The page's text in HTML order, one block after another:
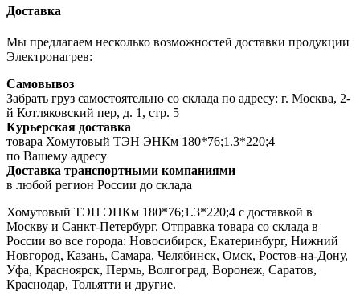
Доставка
Мы предлагаем несколько возможностей доставки продукции
Электронагрев:
Самовывоз
Забрать груз самостоятельно со склада по адресу: г. Москва, 2-
й Котляковский пер, д. 1, стр. 5
Курьерская доставка
товара Хомутовый ТЭН ЭНКм 180*76;1.3*220;4
по Вашему адресу
Доставка транспортными компаниями
в любой регион России до склада
Хомутовый ТЭН ЭНКм 180*76;1.3*220;4 с доставкой в
Москву и Санкт-Петербург. Отправка товара со склада в
России во все города: Новосибирск, Екатеринбург, Нижний
Новгород, Казань, Самара, Челябинск, Омск, Ростов-на-Дону,
Уфа, Красноярск, Пермь, Волгоград, Воронеж, Саратов,
Краснодар, Тольятти и другие.